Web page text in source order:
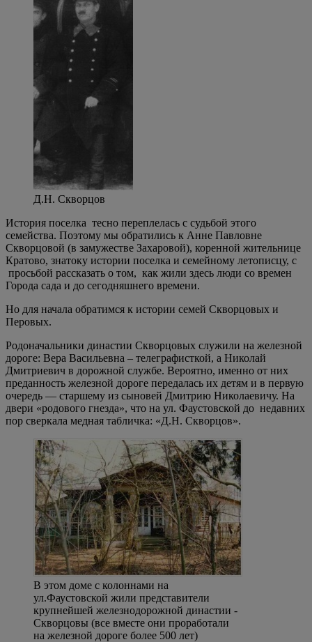
Д.Н. Скворцов
История поселка тесно переплелась с судьбой этого
семейства. Поэтому мы обратились к Анне Павловне
Скворцовой (в замужестве Захаровой), коренной жительнице
Кратово, знатоку истории поселка и семейному летописцу, с
просьбой рассказать о том, как жили здесь люди со времен
Города сада и до сегодняшнего времени.
Но для начала обратимся к истории семей Скворцовых и
Перовых.
Родоначальники династии Скворцовых служили на железной
дороге: Вера Васильевна – телеграфисткой, а Николай
Дмитриевич в дорожной службе. Вероятно, именно от них
преданность железной дороге передалась их детям и в первую
очередь — старшему из сыновей Дмитрию Николаевичу. На
двери «родового гнезда», что на ул. Фаустовской до недавних
пор сверкала медная табличка: «Д.Н. Скворцов».
В этом доме с колоннами на
ул.Фаустовской жили представители
крупнейшей железнодорожной династии -
Скворцовы (все вместе они проработали
на железной дороге более 500 лет)